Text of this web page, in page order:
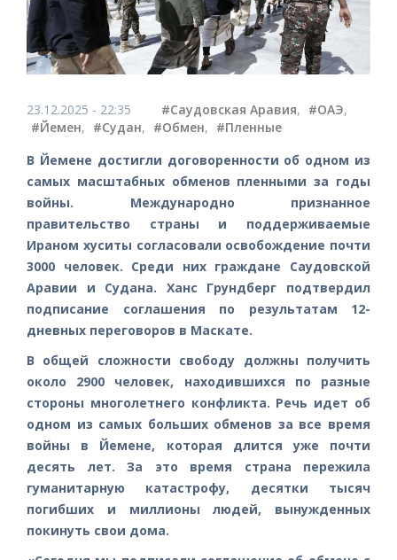
23.12.2025 - 22:35 #Саудовская Аравия, #ОАЭ,
#Йемен, #Судан, #Обмен, #Пленные
В Йемене достигли договоренности об одном из
самых масштабных обменов пленными за годы
войны. Международно признанное
правительство страны и поддерживаемые
Ираном хуситы согласовали освобождение почти
3000 человек. Среди них граждане Саудовской
Аравии и Судана. Ханс Грундберг подтвердил
подписание соглашения по результатам 12-
дневных переговоров в Маскате.
В общей сложности свободу должны получить
около 2900 человек, находившихся по разные
стороны многолетнего конфликта. Речь идет об
одном из самых больших обменов за все время
войны в Йемене, которая длится уже почти
десять лет. За это время страна пережила
гуманитарную катастрофу, десятки тысяч
погибших и миллионы людей, вынужденных
покинуть свои дома.